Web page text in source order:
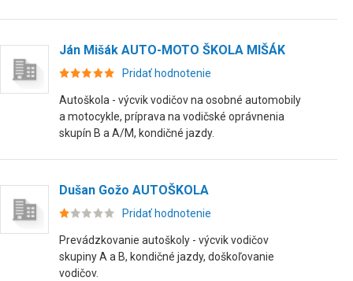
Ján Mišák AUTO-MOTO ŠKOLA MIŠÁK
Pridať hodnotenie
Autoškola - výcvik vodičov na osobné automobily
a motocykle, príprava na vodičské oprávnenia
skupín B a A/M, kondičné jazdy.
Dušan Gožo AUTOŠKOLA
Pridať hodnotenie
Prevádzkovanie autoškoly - výcvik vodičov
skupiny A a B, kondičné jazdy, doškoľovanie
vodičov.